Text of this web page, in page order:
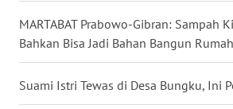
MARTABAT Prabowo-Gibran: Sampah
Bahkan Bisa Jadi Bahan Bangun Rumah
Suami Istri Tewas di Desa Bungku, Ini
WN
NUSANTARA
WN